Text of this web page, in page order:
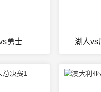
勇士 湖人vs